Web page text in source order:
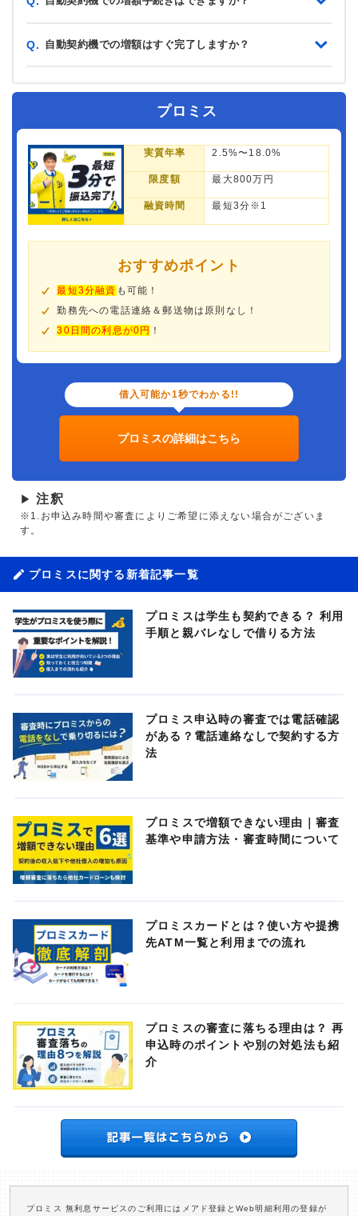
Q. 自動契約機での増額はすぐ完了しますか？
プロミス
実質年率 2.5%〜18.0%
限度額 最大800万円
融資時間 最短3分※1
おすすめポイント
最短3分融資 も可能！
勤務先への電話連絡＆郵送物は原則なし！
30日間の利息が0円 ！
借入可能か1秒でわかる!!
プロミスの詳細はこちら
▶ 注釈
※1.お申込み時間や審査によりご希望に添えない場合がございま
す。
プロミスに関する新着記事一覧
プロミスは学生も契約できる？ 利用
手順と親バレなしで借りる方法
プロミス申込時の審査では電話確認
がある？電話連絡なしで契約する方
法
プロミスで増額できない理由｜審査
基準や申請方法・審査時間について
プロミスカードとは？使い方や提携
先ATM一覧と利用までの流れ
プロミスの審査に落ちる理由は？ 再
申込時のポイントや別の対処法も紹
介
プロミス 無利息サービスのご利用にはメアド登録とWeb明細利用の登録が